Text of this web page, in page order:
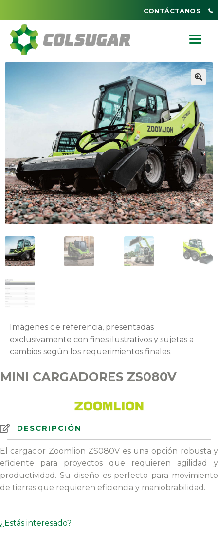
CONTÁCTANOS
Imágenes de referencia, presentadas
exclusivamente con fines ilustrativos y sujetas a
cambios según los requerimientos finales.
MINI CARGADORES ZS080V
DESCRIPCIÓN
El cargador Zoomlion ZS080V es una opción robusta y
eficiente para proyectos que requieren agilidad y
productividad. Su diseño es perfecto para movimiento
de tierras que requieren eficiencia y maniobrabilidad.
¿Estás interesado?